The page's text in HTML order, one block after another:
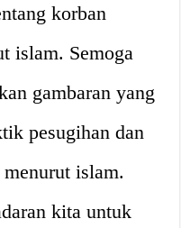
korban
islam. Semoga
gambaran yang
pesugihan dan
islam.
kita untuk